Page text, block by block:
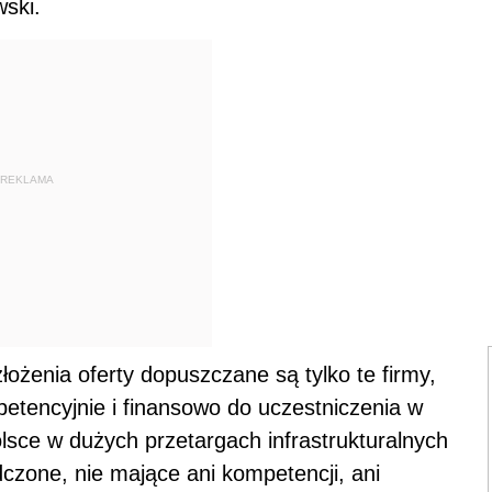
REKLAMA
oferty dopuszczane są tylko te firmy,
i finansowo do uczestniczenia w
w dużych przetargach infrastrukturalnych
nie mające ani kompetencji, ani